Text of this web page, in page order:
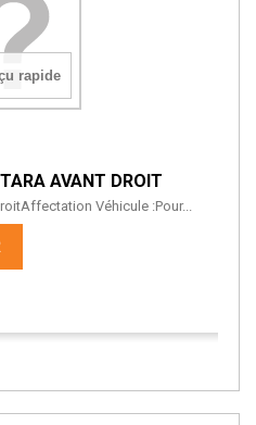
rapide
AVANT DROIT
Véhicule :Pour...